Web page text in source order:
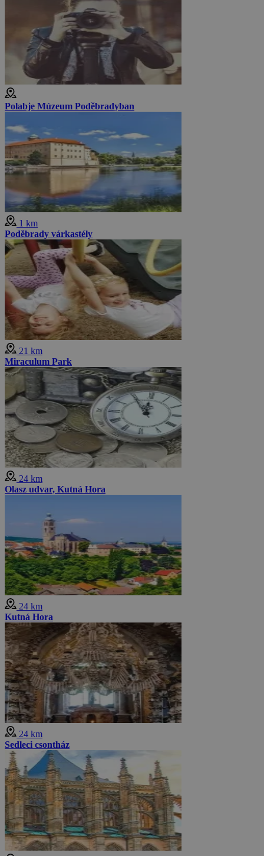
Polabje Múzeum Poděbradyban
1 km
Poděbrady várkastély
21 km
Miraculum Park
24 km
Olasz udvar, Kutná Hora
24 km
Kutná Hora
24 km
Sedleci csontház